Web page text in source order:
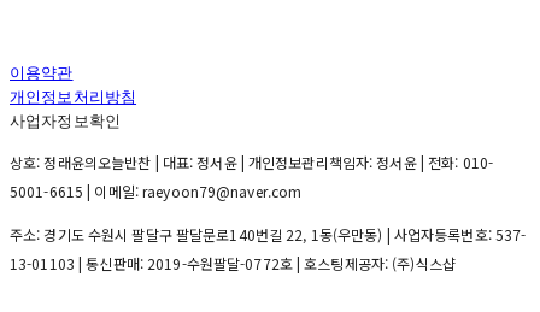
이용약관
개인정보처리방침
사업자정보확인
상호: 정래윤의오늘반찬 | 대표: 정서윤 | 개인정보관리책임자: 정서윤 | 전화: 010-
5001-6615 | 이메일: raeyoon79@naver.com
주소: 경기도 수원시 팔달구 팔달문로140번길 22, 1동(우만동) | 사업자등록번호:537-
13-01103 | 통신판매: 2019-수원팔달-0772호| 호스팅제공자: (주)식스샵